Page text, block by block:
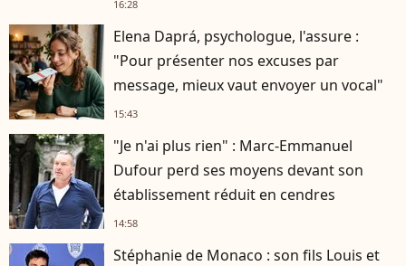
16:28
Elena Daprá, psychologue, l'assure :
"Pour présenter nos excuses par
message, mieux vaut envoyer un vocal"
15:43
"Je n'ai plus rien" : Marc-Emmanuel
Dufour perd ses moyens devant son
établissement réduit en cendres
14:58
Stéphanie de Monaco : son fils Louis et